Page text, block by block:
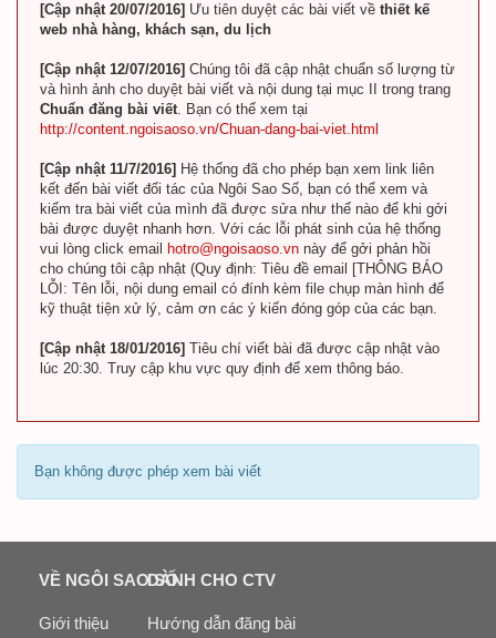
[Cập nhật 20/07/2016] Ưu tiên duyệt các bài viết về thiết kế
web nhà hàng, khách sạn, du lịch
[Cập nhật 12/07/2016] Chúng tôi đã cập nhật chuẩn số lượng từ
và hình ảnh cho duyệt bài viết và nội dung tại mục II trong trang
Chuẩn đăng bài viết. Bạn có thể xem tại
http://content.ngoisaoso.vn/Chuan-dang-bai-viet.html
[Cập nhật 11/7/2016] Hệ thống đã cho phép bạn xem link liên
kết đến bài viết đối tác của Ngôi Sao Số, bạn có thể xem và
kiểm tra bài viết của mình đã được sửa như thế nào để khi gởi
bài được duyệt nhanh hơn. Với các lỗi phát sinh của hệ thống
vui lòng click email
hotro@ngoisaoso.vn này để gởi phản hồi
cho chúng tôi cập nhật (Quy định: Tiêu đề email [THÔNG BÁO
LỖI: Tên lỗi, nội dung email có đính kèm file chụp màn hình để
kỹ thuật tiện xử lý, cảm ơn các ý kiến đóng góp của các bạn.
[Cập nhật 18/01/2016] Tiêu chí viết bài đã được cập nhật vào
lúc 20:30. Truy cập khu vực quy định để xem thông báo.
Bạn không được phép xem bài viết
VỀ NGÔI SAO SỐ
Giới thiệu
DÀNH CHO CTV
Hướng dẫn đăng bài